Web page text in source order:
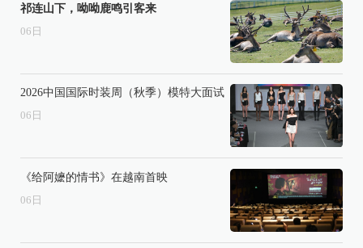
祁连山下，呦呦鹿鸣引客来
06 日
2026中国国际时装周（秋季）模特大面试
06 日
《给阿嬷的情书》在越南首映
06 日